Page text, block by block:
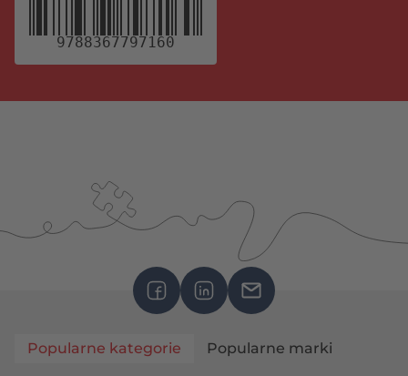
9788367797160
Popularne kategorie Popularne marki